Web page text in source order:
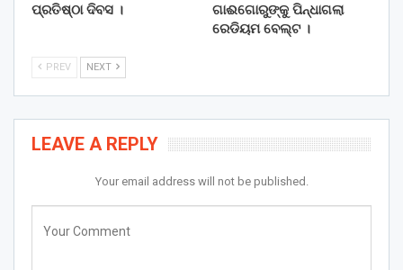
ପ୍ରତିଷ୍ଠା ଦିବସ ।
ଗାଈଗୋରୁଙ୍କୁ ପିନ୍ଧାଗଲା
ରେଡିୟମ ବେଲ୍ଟ ।
PREV NEXT
LEAVE A REPLY
Your email address will not be published.